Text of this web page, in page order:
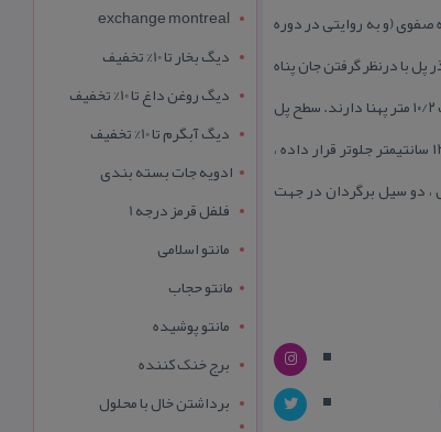
صفوی (و به روایتی در دوره
متر و بلندی تیزی جناغ طاق تا سطح آب ، ۵۰/۶ متر است. عرض گذر پل با درنظر گرفتن جان پناه
ها ۸۳/۳ متر و بدون آنها ، ۱۳/۳ متر است. پل دارای دو دهانه اصلی در وسط به عرض ۹۰/۹ و دو دهانه فرعی در طرفین است كه هر یك ۱۰/۲ متر پهنا دارند. سطح پل
سنگ فرش است. در اینجا نیز همانند پل خشتی لنگرود ، معمار بعد از برپا داشتن طاق ها ، یك ردیف آجر را – در امتداد قوس طاق – ۱۲ سانتیمتر جلوتر قرار داده ،
است. در دو طرف دهانه اصلی پل ، دو سیل برگردان در جهت
exchange montreal
دیگ بخار تا 10% تخفیف
دیگ روغن داغ تا 10% تخفیف
دیگ آبگرم تا 10% تخفیف
ادویه جات بسته بندی
فلفل قرمز درجه 1
مانتو اسلامی
مانتو حجاب
مانتو پوشیده
برج خنک کننده
برداشتن خال با محلول